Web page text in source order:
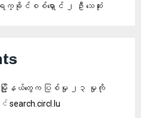
ရက္ခိုင်စစ်ရှောင် ၂ ဦး သေဆုံး
တဲ့ မြို့နယ်တွေက ပြစ်မှု ၂၃ မှုကို
search.circl.lu